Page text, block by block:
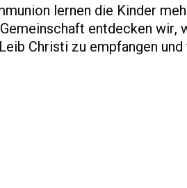
lernen die Kinder
entdecken wir,
Christi zu empfangen